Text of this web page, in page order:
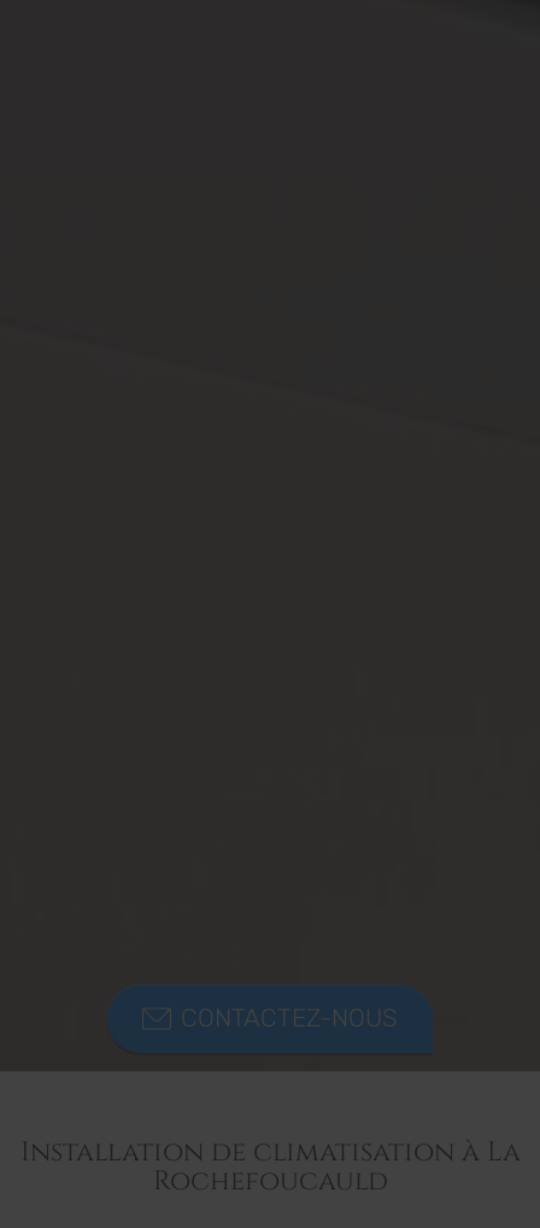
CONTACTEZ-NOUS
Installation de climatisation à La
Rochefoucauld